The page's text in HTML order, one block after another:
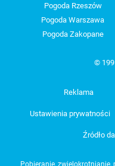
Pogoda Rzeszów
Pogoda Warszawa
Pogoda Zakopane
©
Reklama
Ustawienia prywatności
Źródło
Pobieranie,